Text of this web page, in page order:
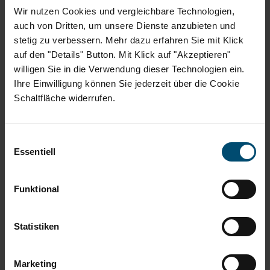
Wir nutzen Cookies und vergleichbare Technologien,
auch von Dritten, um unsere Dienste anzubieten und
stetig zu verbessern. Mehr dazu erfahren Sie mit Klick
auf den "Details" Button. Mit Klick auf "Akzeptieren"
willigen Sie in die Verwendung dieser Technologien ein.
Ihre Einwilligung können Sie jederzeit über die Cookie
Schaltfläche widerrufen.
Essentiell
Funktional
Statistiken
Marketing
Mit dem Abriss der Hausnummern 60 bis 68 in der
Porschestraße ist ein weiterer wichtiger Meilenstein für
die BRAWO Arkaden erreicht. Das Stadtquartier im
Herzen Wolfsburgs nimmt sichtbar Gestalt an.
darunter das ehemalige Hörgerätehaus Kind, ist nun der
Blick frei auf die Fläche der künftigen BRAWO Arkaden.
Der Rückbau markiert den Abschluss der großflächigen
Abrissarbeiten, bei denen insgesamt rund 13.000 Tonnen
Abbruch ist die Firma Köster, die den Baufortschritt in